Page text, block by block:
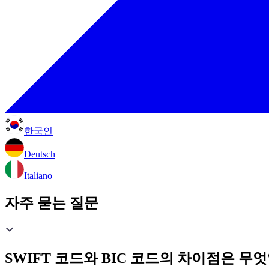
한국인
Deutsch
Italiano
자주 묻는 질문
SWIFT 코드와 BIC 코드의 차이점은 무